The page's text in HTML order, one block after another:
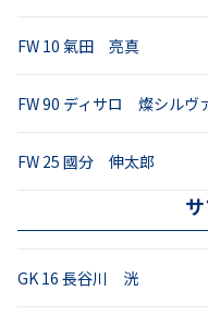
FW 10 氣田 亮真
FW90 ディサロ 燦シルヴ
FW 25 國分 伸太郎
GK 16 長谷川 洸